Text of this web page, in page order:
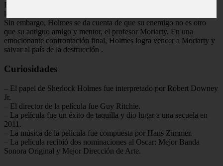
Después de una serie de peligrosas aventuras, Holmes y Watson
logran desentrañar el complot y capturar al villano detrás de todo.
Sin embargo, Holmes se da cuenta de que su enemigo no es otro
que su antiguo amigo y mentor, el profesor Moriarty. En una
emocionante confrontación final, Holmes logra vencer a Moriarty y
salvar al país de la destrucción .
Curiosidades
– El papel de Sherlock Holmes fue interpretado por Robert Downey
Jr.
– El director de la película fue Guy Ritchie.
– La película fue un éxito de taquilla y dio lugar a una secuela en
2011.
– La música de la película fue compuesta por Hans Zimmer.
– La película recibió dos nominaciones al Oscar: Mejor Banda
Sonora Original y Mejor Dirección de Arte.